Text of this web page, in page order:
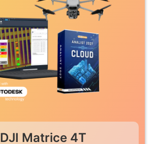
DJI Matrice 4T